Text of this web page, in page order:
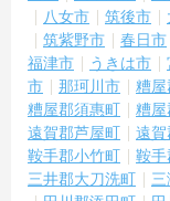
八女市
筑後市
筑紫野市
春日市
福津市
うきは市
市
那珂川市 糟屋
糟屋郡須惠町
糟屋
遠賀郡芦屋町
遠賀
鞍手郡小竹町
鞍手
三井郡大刀洗町